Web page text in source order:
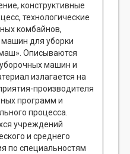
конструктивные
технологические
комбайнов,
для уборки
Описываются
машин и
излагается на
производителя
программ и
процесса.
учреждений
и среднего
по специальностям